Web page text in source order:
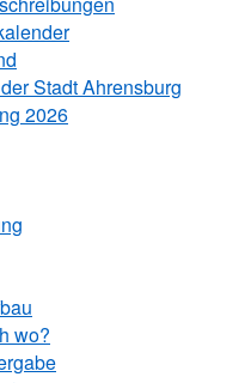
Stadt Ahrensburg
2026
wo?